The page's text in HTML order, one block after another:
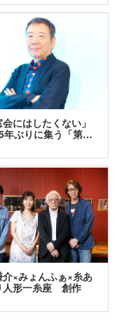
会にはしたくない」
ぶりに集う「第…
介×みょんふぁ×糸あ
人形一糸座 創作